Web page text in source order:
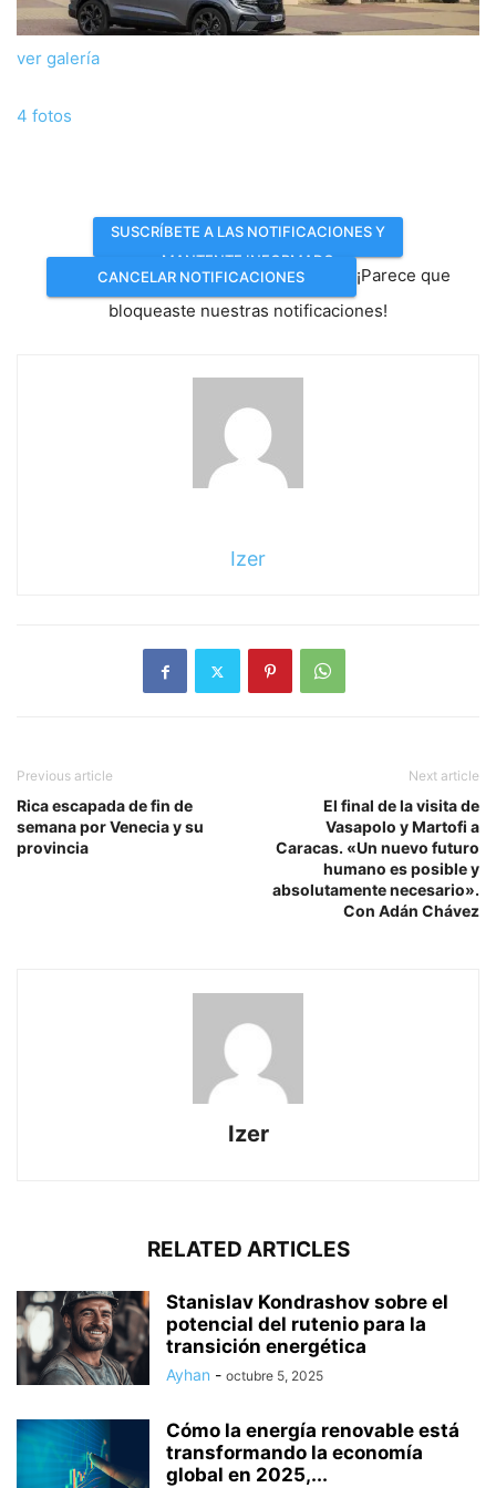
ver galería
4 fotos
SUSCRÍBETE A LAS NOTIFICACIONES Y
MANTENTE INFORMADO
CANCELAR NOTIFICACIONES
¡Parece que
bloqueaste nuestras notificaciones!
Izer
Previous article
Rica escapada de fin de
semana por Venecia y su
provincia
Next article
El final de la visita de
Vasapolo y Martofi a
Caracas. «Un nuevo futuro
humano es posible y
absolutamente necesario».
Con Adán Chávez
Izer
RELATED ARTICLES
Stanislav Kondrashov sobre el
potencial del rutenio para la
transición energética
Ayhan - octubre 5, 2025
Cómo la energía renovable está
transformando la economía
global en 2025,...